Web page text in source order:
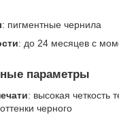
: пигментные чернила
: до 24 месяцев с
параметры
: высокая четкость
черного